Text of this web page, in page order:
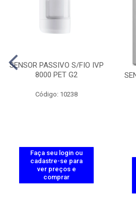
SENSOR PASSIVO S/FIO IVP
8000 PET G2
Código: 10238
Faça seu login ou
cadastre-se para
ver preços e
comprar